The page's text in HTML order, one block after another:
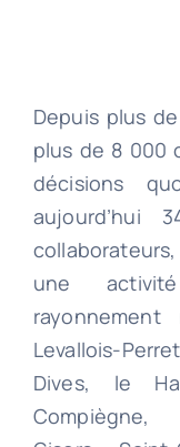
Depuis plus
plus de 8 000
décisions
aujourd’hui
une
Levallois-
Dives, le
Compiègne,